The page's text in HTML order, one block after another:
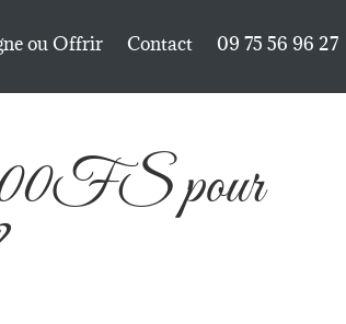
ou Offrir Contact 09 75 56 96 27
300FS pour